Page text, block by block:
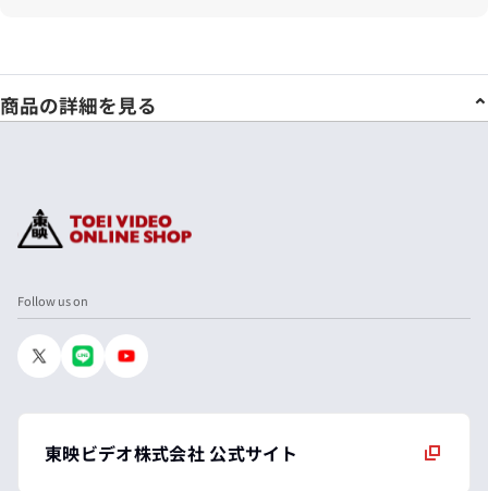
商品の詳細を見る
Follow us on
東映ビデオ株式会社 公式サイト